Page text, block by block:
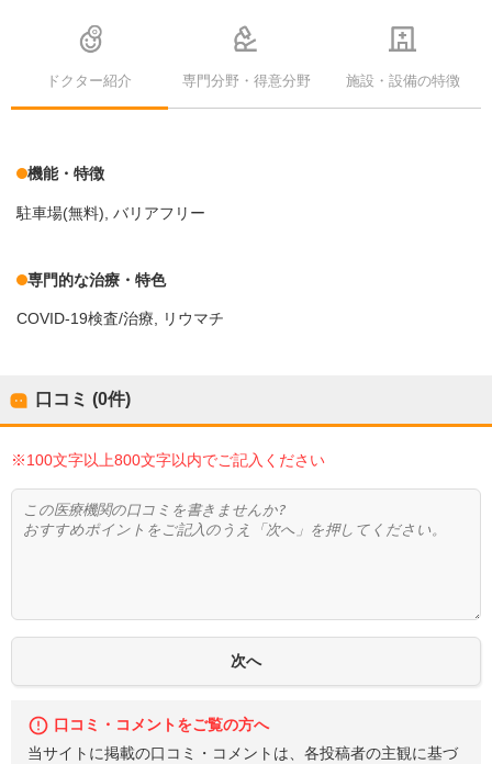
ドクター紹介 専門分野・得意分野 施設・設備の特徴
機能・特徴
駐車場(無料) バリアフリー
専門的な治療・特色
COVID-19検査/治療 リウマチ
口コミ (0件)
※100文字以上800文字以内でご記入ください
口コミ・コメントをご覧の方へ
当サイトに掲載の口コミ・コメントは、各投稿者の主観に基づ